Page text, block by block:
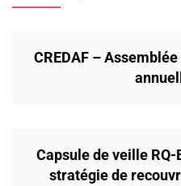
CREDAF –
Capsule de veille
stratégie de